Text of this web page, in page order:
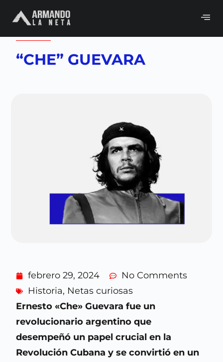
Volver a Historia
“CHE” GUEVARA
febrero 29, 2024
No Comments
Historia, Netas curiosas
Ernesto «Che» Guevara fue un
revolucionario argentino que
desempeñó un papel crucial en la
Revolución Cubana y se convirtió en un